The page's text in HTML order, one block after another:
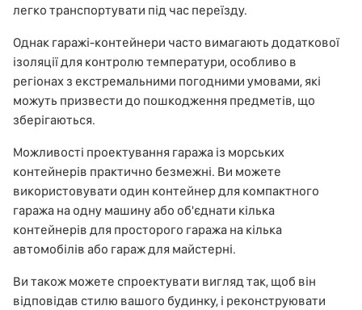
легко транспортувати під час переїзду.
Однак гаражі-контейнери часто вимагають додаткової
ізоляції для контролю температури, особливо в
регіонах з екстремальними погодними умовами, які
можуть призвести до пошкодження предметів, що
зберігаються.
Можливості проектування гаража із морських
контейнерів практично безмежні. Ви можете
використовувати один контейнер для компактного
гаража на одну машину або об'єднати кілька
контейнерів для просторого гаража на кілька
автомобілів або гараж для майстерні.
Ви також можете спроектувати вигляд так, щоб він
відповідав стилю вашого будинку, і реконструювати